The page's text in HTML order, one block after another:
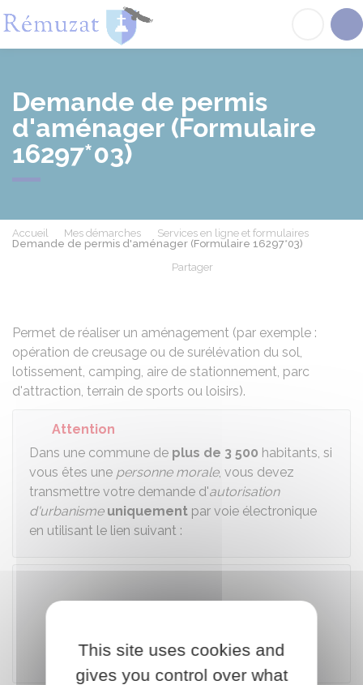
Demande de permis
d'aménager (Formulaire
16297*03)
Accueil Mes démarches
Services en ligne et formulaires
Demande de permis d'aménager (Formulaire 16297*03)
Partager
Permet de réaliser un aménagement (par exemple :
opération de creusage ou de surélévation du sol,
lotissement, camping, aire de stationnement, parc
d'attraction, terrain de sports ou loisirs).
Attention
Dans une commune de plus de 3 500 habitants, si
vous êtes une personne morale, vous devez
transmettre votre demande d'autorisation
d'urbanisme uniquement par voie électronique
en utilisant le lien suivant :
Ministère chargé de l'urbanisme
This site uses cookies and
gives you control over what